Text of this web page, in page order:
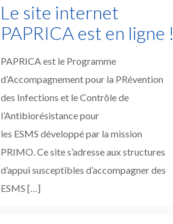
Le site internet
PAPRICA est en ligne !
PAPRICA est le Programme
d’Accompagnement pour la PRévention
des Infections et le Contrôle de
l’Antibiorésistance pour
les ESMS développé par la mission
PRIMO. Ce site s’adresse aux structures
d’appui susceptibles d’accompagner des
ESMS […]